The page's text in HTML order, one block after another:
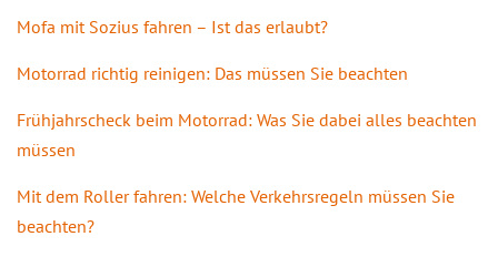
Mofa mit Sozius fahren – Ist das erlaubt?
Motorrad richtig reinigen: Das müssen Sie beachten
Frühjahrscheck beim Motorrad: Was Sie dabei alles beachten
müssen
Mit dem Roller fahren: Welche Verkehrsregeln müssen Sie
beachten?